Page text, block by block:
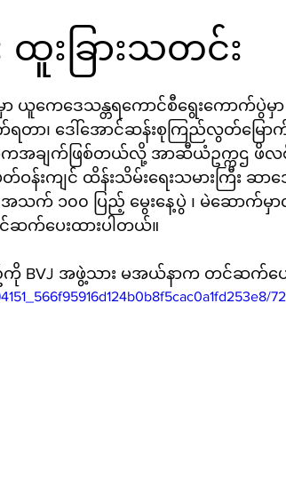
းခြားသတင်း
ယူကေဒေသန္တရကောင်စီရွေးကောက်ပွဲ
တာ၊ ဒေါ်အောင်ဆန်းစုကြည်လွတ်မြေ
ကအချက်ဖြစ်တယ်လို့ အာဆီယံဥက္ကဌ ဖိလစ်
ပတ်ဝန်းကျင် ထိန်းသိမ်းရေးသမားကြီး
ရဲ့ အသက် ၁၀၀ ပြည့် မွေးနေ့ပွဲ ၊ မဲဆော
ဆက်ပေးထားပါတယ်။
BVJ အဖွဲ့သား မအယ်နာက တင်ဆက်ပေ